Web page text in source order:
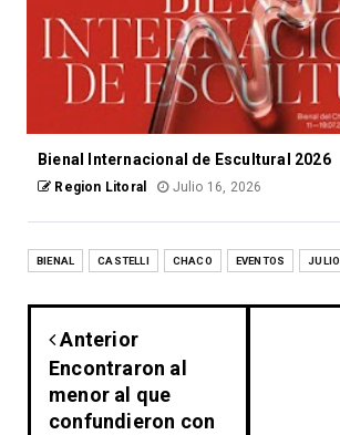
Bienal Internacional de Escultural 2026
Region Litoral Julio 16, 2026
BIENAL CASTELLI CHACO EVENTOS JULIO
Anterior
Encontraron al
menor al que
confundieron con